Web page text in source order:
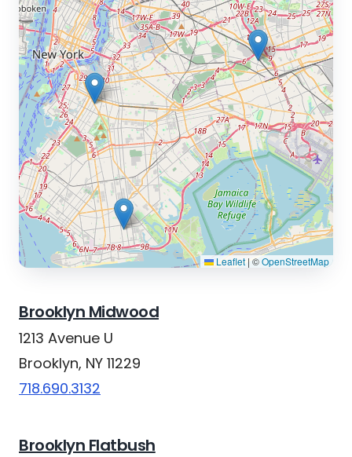
Leaflet | ©OpenStreetMap
Brooklyn Midwood
1213 Avenue U
Brooklyn, NY 11229
718.690.3132
Brooklyn Flatbush